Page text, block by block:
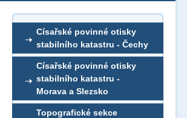
Císařské povinné otisky
stabilního katastru - Čechy
Císařské povinné otisky
stabilního katastru -
Morava a Slezsko
Topografické sekce